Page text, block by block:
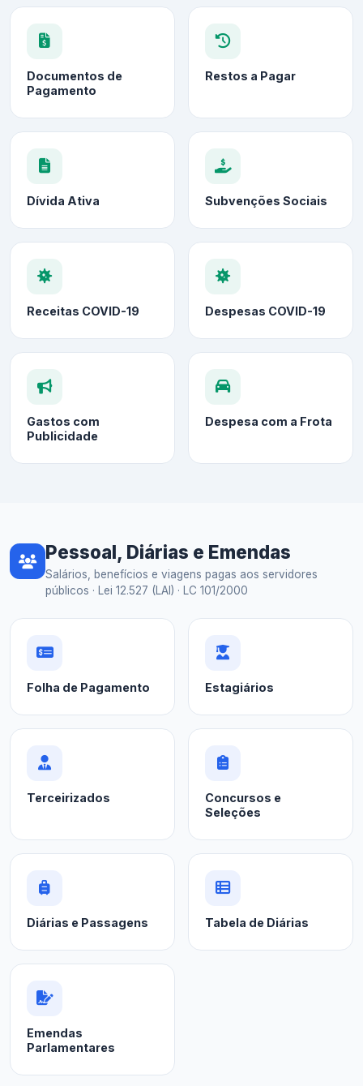
Documentos de
Pagamento
Restos a Pagar
Dívida Ativa Subvenções Sociais
Receitas COVID-19 Despesas COVID-19
Gastos com
Publicidade
Despesa com a Frota
Pessoal, Diárias e Emendas
Salários, benefícios e viagens pagas aos servidores
públicos · Lei 12.527 (LAI) · LC 101/2000
Folha de Pagamento Estagiários
Terceirizados
Concursos e
Seleções
Diárias e Passagens Tabela de Diárias
Emendas
Parlamentares